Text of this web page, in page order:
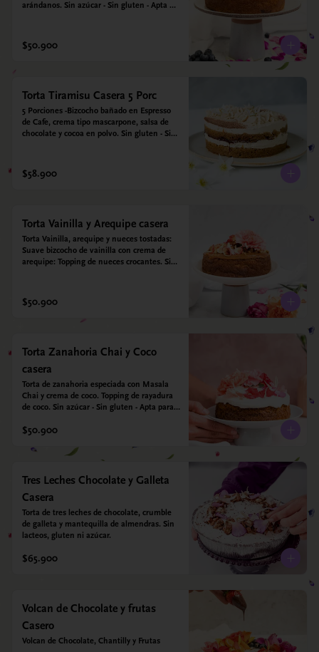
arándanos. Sin azúcar - Sin gluten - Apta
$50.900
Torta Tiramisu Casera 5 Porc
5 Porciones -Bizcocho bañado en Espresso
de Cafe, crema tipo mascarpone, salsa de
chocolate y cocoa en polvo. Sin gluten - Sin
$58.900
Torta Vainilla y Arequipe casera
Torta Vainilla, arequipe y nueces tostadas:
Suave bizcocho de vainilla con crema de
arequipe: Topping de nueces crocantes. Sin
Endulzada con estevia.
$50.900
Torta Zanahoria Chai y Coco
casera
Torta de zanahoria especiada con Masala
Chai y crema de coco. Topping de rayadura
de coco. Sin azúcar - Sin gluten - Apta para
y almendras. Endulzada con estevia.
$50.900
Tres Leches Chocolate y Galleta
Casera
Torta de tres leches de chocolate, crumble
de galleta y mantequilla de almendras. Sin
lacteos, gluten ni azúcar.
$65.900
Volcan de Chocolate y frutas
Casero
Volcan de Chocolate, Chantilly y Frutas